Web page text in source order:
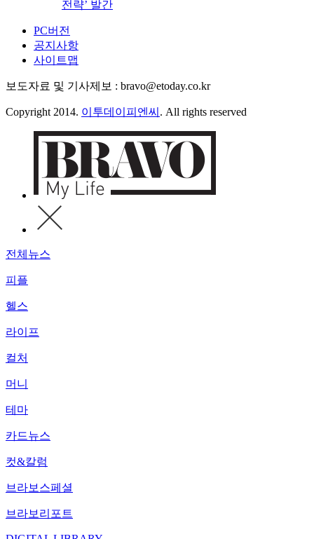
전략’ 발간
PC버전
공지사항
사이트맵
보도자료 및 기사제보 : bravo@etoday.co.kr
Copyright 2014. 이투데이피엔씨 . All rights reserved
전체뉴스
피플
헬스
라이프
컬처
머니
테마
카드뉴스
컷&칼럼
브라보스페셜
브라보리포트